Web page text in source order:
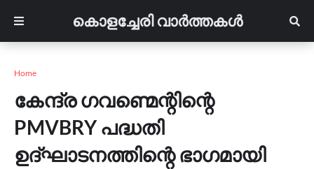
കൊളച്ചേരി വാർത്തകൾ
Home
കേന്ദ്ര ഗവണ്മെന്റിന്റെ
PMVBRY പദ്ധതി
ഉദ്‌ഘാടനത്തിന്റെ ഭാഗമായി